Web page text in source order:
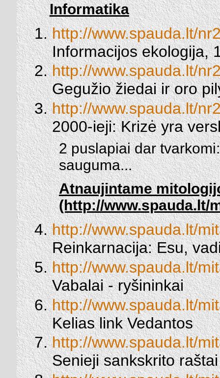
Informatika
http://www.spauda.lt/
Informacijos ekologija,
http://www.spauda.lt/
Gegužio žiedai ir oro
http://www.spauda.lt/
2000-ieji: Krizė yra
2 puslapiai dar
sauguma...
Atnaujintame
(http://www.spauda.lt/
http://www.spauda.lt/
Reinkarnacija: Esu,
http://www.spauda.lt/
Vabalai - ryšininkai
http://www.spauda.lt/
Kelias link Vedantos
http://www.spauda.lt/
Senieji sankskrito raštai